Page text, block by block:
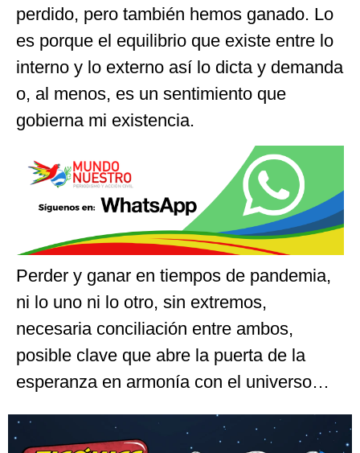
perdido, pero también hemos ganado. Lo
es porque el equilibrio que existe entre lo
interno y lo externo así lo dicta y demanda
o, al menos, es un sentimiento que
gobierna mi existencia.
Perder y ganar en tiempos de pandemia,
ni lo uno ni lo otro, sin extremos,
necesaria conciliación entre ambos,
posible clave que abre la puerta de la
esperanza en armonía con el universo…